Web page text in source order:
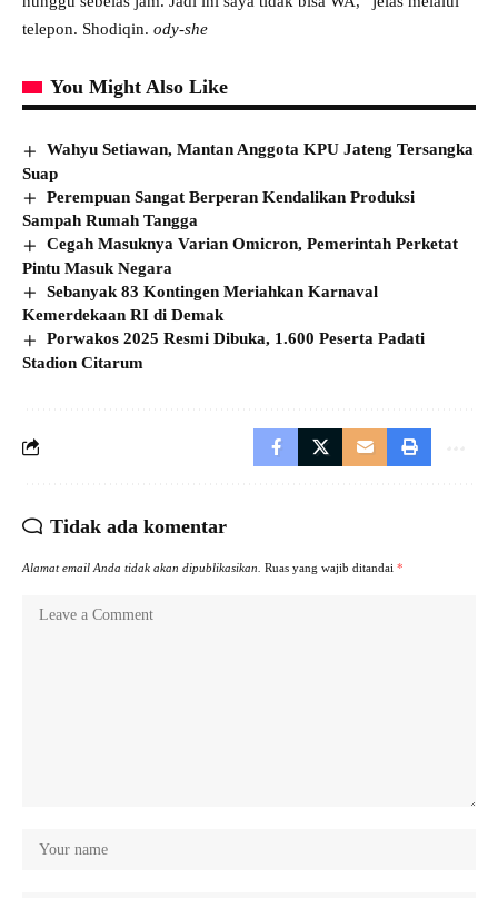
telepon. Shodiqin. ody-she
You Might Also Like
Wahyu Setiawan, Mantan Anggota KPU Jateng Tersangka
Suap
Perempuan Sangat Berperan Kendalikan Produksi
Sampah Rumah Tangga
Cegah Masuknya Varian Omicron, Pemerintah Perketat
Pintu Masuk Negara
Sebanyak 83 Kontingen Meriahkan Karnaval
Kemerdekaan RI di Demak
Porwakos 2025 Resmi Dibuka, 1.600 Peserta Padati
Stadion Citarum
Tidak ada komentar
Alamat email Anda tidak akan dipublikasikan. Ruas yang wajib ditandai *